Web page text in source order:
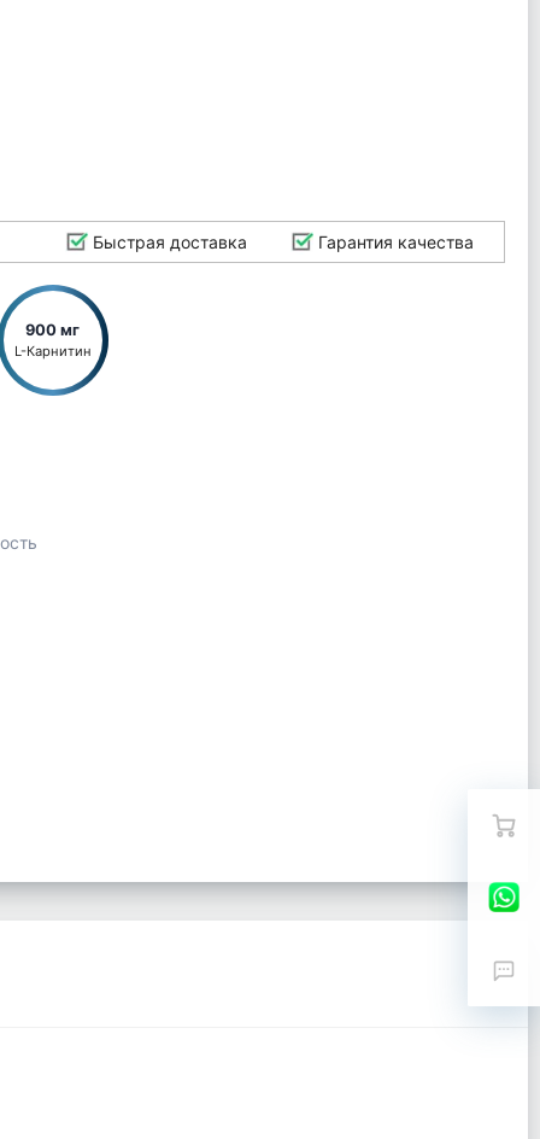
Быстрая доставка Гарантия качества
900 мг
L-Карнитин